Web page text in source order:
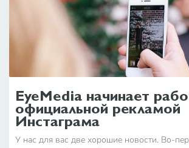
EyeMedia начинает
официальной рекламой
Инстаграма
У нас для вас две хорошие новости. Во-